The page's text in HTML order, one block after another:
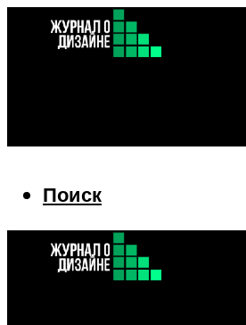
Поиск